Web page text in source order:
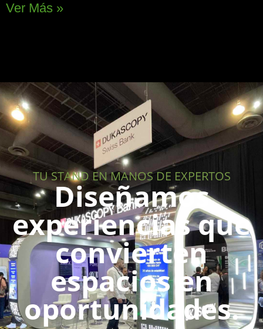
Ver Más »
TU STAND EN MANOS DE EXPERTOS
Diseñamos
experiencias que
convierten
espacios en
oportunidades.